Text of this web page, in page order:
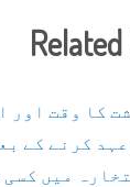
کا وقت اور
کرنے کے
میں